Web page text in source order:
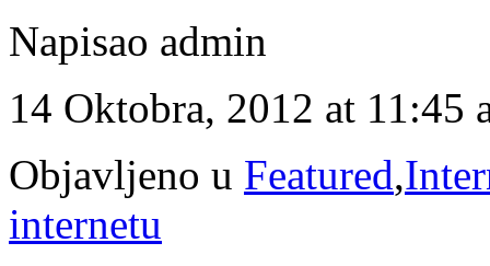
Napisao admin
14 Oktobra, 2012 at 11:45
Objavljeno u Featured,
internetu